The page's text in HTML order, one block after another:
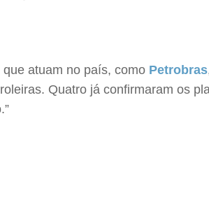
atuam no país, como Petrobras
Quatro já confirmaram os